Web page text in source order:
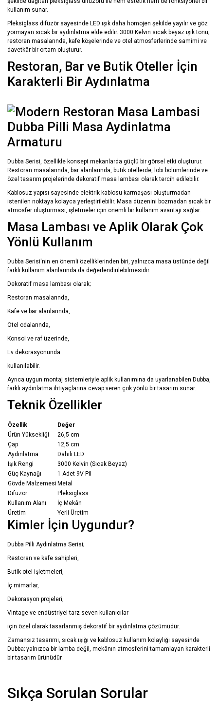
kullanım sunar.
Pleksiglass difüzör sayesinde LED ışık daha homojen şekilde yayılır ve göz
yormayan sıcak bir aydınlatma elde edilir. 3000 Kelvin sıcak beyaz ışık tonu;
restoran masalarında, kafe köşelerinde ve otel atmosferlerinde samimi ve
davetkâr bir ortam oluşturur.
Restoran, Bar ve Butik Oteller İçin
Karakterli Bir Aydınlatma
Dubba Serisi, özellikle konsept mekanlarda güçlü bir görsel etki oluşturur.
Restoran masalarında, bar alanlarında, butik otellerde, lobi bölümlerinde ve
özel tasarım projelerinde dekoratif masa lambası olarak tercih edilebilir.
Kablosuz yapısı sayesinde elektrik kablosu karmaşası oluşturmadan
istenilen noktaya kolayca yerleştirilebilir. Masa düzenini bozmadan sıcak bir
atmosfer oluşturması, işletmeler için önemli bir kullanım avantajı sağlar.
Masa Lambası ve Aplik Olarak Çok
Yönlü Kullanım
Dubba Serisi'nin en önemli özelliklerinden biri, yalnızca masa üstünde değil
farklı kullanım alanlarında da değerlendirilebilmesidir.
Dekoratif masa lambası olarak;
Restoran masalarında,
Kafe ve bar alanlarında,
Otel odalarında,
Konsol ve raf üzerinde,
Ev dekorasyonunda
kullanılabilir.
Ayrıca uygun montaj sistemleriyle aplik kullanımına da uyarlanabilen Dubba,
farklı aydınlatma ihtiyaçlarına cevap veren çok yönlü bir tasarım sunar.
Teknik Özellikler
Özellik
Değer
Ürün Yüksekliği
26,5 cm
Çap
12,5 cm
Aydınlatma
Dahili LED
Işık Rengi
3000 Kelvin (Sıcak Beyaz)
Güç Kaynağı
1 Adet 9V Pil
Gövde Malzemesi Metal
Difüzör
Pleksiglass
Kullanım Alanı
İç Mekân
Üretim
Yerli Üretim
Kimler İçin Uygundur?
Dubba Pilli Aydınlatma Serisi;
Restoran ve kafe sahipleri,
Butik otel işletmeleri,
İç mimarlar,
Dekorasyon projeleri,
Vintage ve endüstriyel tarz seven kullanıcılar
için özel olarak tasarlanmış dekoratif bir aydınlatma çözümüdür.
Zamansız tasarımı, sıcak ışığı ve kablosuz kullanım kolaylığı sayesinde
Dubba; yalnızca bir lamba değil, mekânın atmosferini tamamlayan karakterli
bir tasarım ürünüdür.
Sıkça Sorulan Sorular